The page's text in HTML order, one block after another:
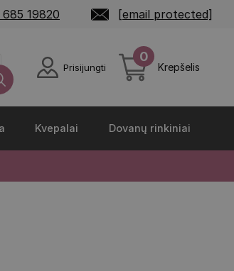
19820 [email protected]
Prisijungti
0
Krepšelis
Kvepalai Dovanų rinkiniai